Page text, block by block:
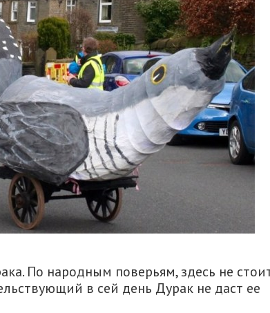
По народным поверьям, здесь не
в сей день Дурак не даст ее